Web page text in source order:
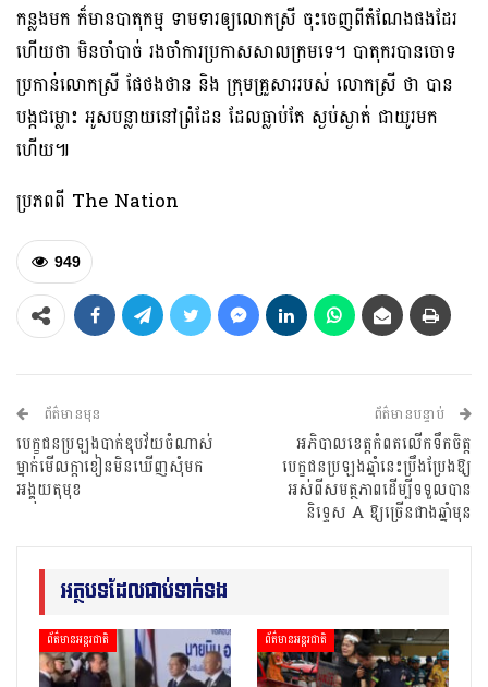
កន្លងមក ក៏មានបាតុកម្ម ទាមទារឲ្យលោកស្រី ចុះចេញពីតំណែងផងដែរ
ហើយថា មិនចាំបាច់ រងចាំការប្រកាសសាលក្រមទេ។ បាតុករបានចោទ
ប្រកាន់លោកស្រី ផែថងថាន និង ក្រុមគ្រួសាររបស់ លោកស្រី ថា បាន
បង្កជម្លោះ អូសបន្លាយនៅព្រំដែន ដែលធ្លាប់តែ ស្ងប់ស្ងាត់ ជាយូរមក
ហើយ៕
ប្រភពពី The Nation
949
ព័ត៌មានមុន
បេក្ខជនប្រឡងបាក់ឌុបវ័យចំណាស់
ម្នាក់មើលក្តាខៀនមិនឃើញសុំមក
អង្គុយតុមុខ
ព័ត៌មានបន្ទាប់
អភិបាលខេត្តកំពតលើកទឹកចិត្ត
បេក្ខជនប្រឡងឆ្នាំនេះប្រឹងប្រែងឱ្យ
អស់ពីសមត្ថភាពដើម្បីទទួលបាន
និទ្ទេស A ឱ្យច្រើនជាងឆ្នាំមុន
អត្ថបទដែលជាប់ទាក់ទង
ព័ត៌មានអន្តរជាតិ ព័ត៌មានអន្តរជាតិ